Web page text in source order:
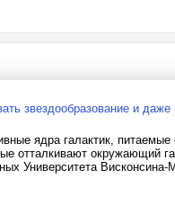
звездообразование и даже
ядра галактик,
отталкивают окружающий
Университета Висконсина-